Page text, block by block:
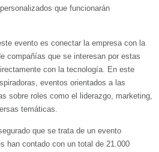
que funcionarán
evento es conectar la empresa con la
compañías que se interesan por estas
con la tecnología. En este
eventos orientados a las
sobre roles como el liderazgo, marketing,
temáticas.
que se trata de un evento
han contado con un total de 21.000